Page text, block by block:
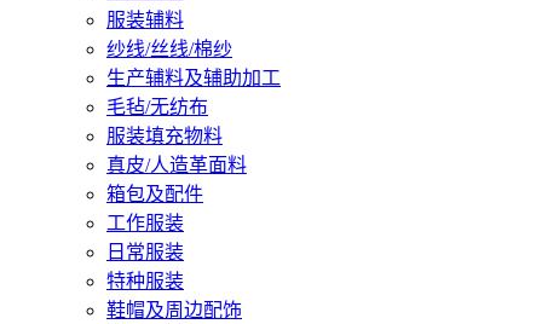
服装辅料
纱线/丝线/棉纱
生产辅料及辅助加工
毛毡/无纺布
服装填充物料
真皮/人造革面料
箱包及配件
工作服装
日常服装
特种服装
鞋帽及周边配饰